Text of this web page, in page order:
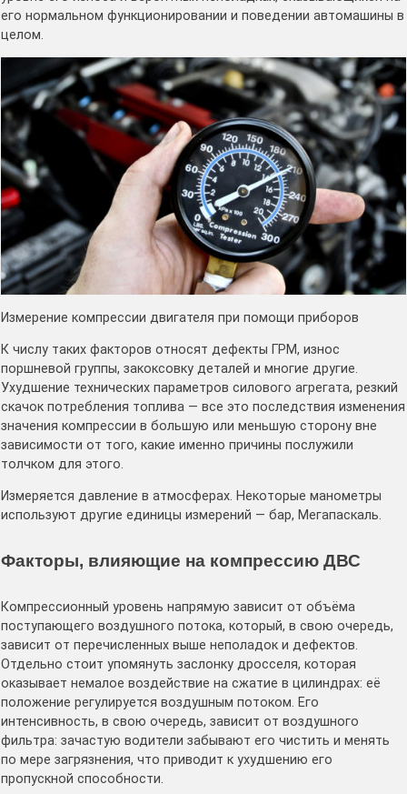
его нормальном функционировании и поведении автомашины в
целом.
Измерение компрессии двигателя при помощи приборов
К числу таких факторов относят дефекты ГРМ, износ
поршневой группы, закоксовку деталей и многие другие.
Ухудшение технических параметров силового агрегата, резкий
скачок потребления топлива — все это последствия изменения
значения компрессии в большую или меньшую сторону вне
зависимости от того, какие именно причины послужили
толчком для этого.
Измеряется давление в атмосферах. Некоторые манометры
используют другие единицы измерений — бар, Мегапаскаль.
Факторы, влияющие на компрессию ДВС
Компрессионный уровень напрямую зависит от объёма
поступающего воздушного потока, который, в свою очередь,
зависит от перечисленных выше неполадок и дефектов.
Отдельно стоит упомянуть заслонку дросселя, которая
оказывает немалое воздействие на сжатие в цилиндрах: её
положение регулируется воздушным потоком. Его
интенсивность, в свою очередь, зависит от воздушного
фильтра: зачастую водители забывают его чистить и менять
по мере загрязнения, что приводит к ухудшению его
пропускной способности.